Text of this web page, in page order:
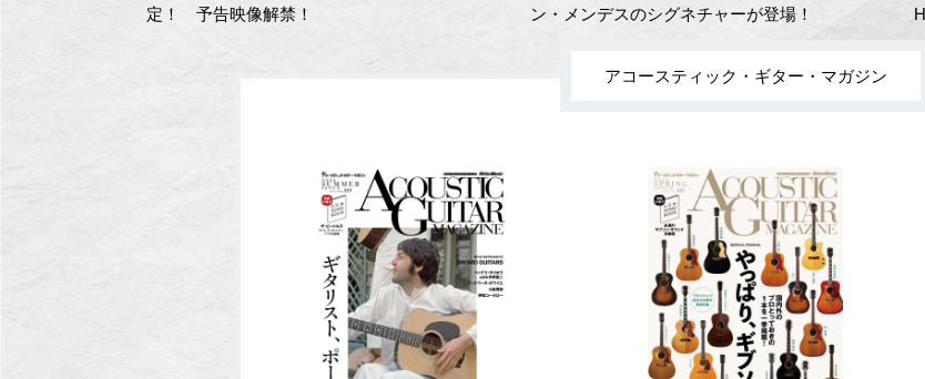
定！ 予告映像解禁！
ン・メンデスのシグネチャーが登場！
アコースティック・ギター・マガジン